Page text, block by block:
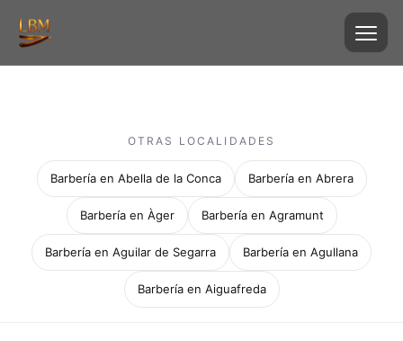
OTRAS LOCALIDADES
Barbería en Abella de la Conca Barbería en Abrera
Barbería en Àger Barbería en Agramunt
Barbería en Aguilar de Segarra Barbería en Agullana
Barbería en Aiguafreda